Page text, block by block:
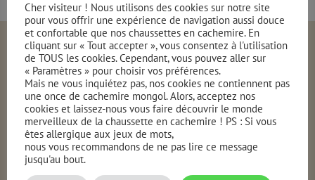
MADE IN MONGOLIA
Pensés en France et fabriqués en Mongolie, Production
100% éthique
Cher visiteur ! Nous utilisons des cookies sur notre site
pour vous offrir une expérience de navigation aussi douce
et confortable que nos chaussettes en cachemire. En
cliquant sur « Tout accepter », vous consentez à l'utilisation
de TOUS les cookies. Cependant, vous pouvez aller sur
« Paramètres » pour choisir vos préférences.
Mais ne vous inquiétez pas, nos cookies ne contiennent pas
une once de cachemire mongol. Alors, acceptez nos
cookies et laissez-nous vous faire découvrir le monde
merveilleux de la chaussette en cachemire ! PS : Si vous
êtes allergique aux jeux de mots,
nous vous recommandons de ne pas lire ce message
jusqu'au bout.